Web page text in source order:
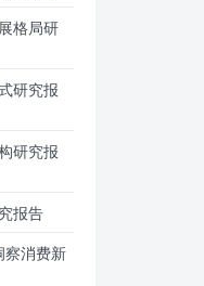
格局研
研究报
研究报
报告
察消费新